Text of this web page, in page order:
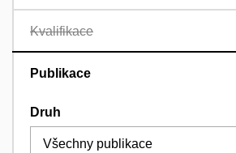
Kvalifikace
Publikace
Druh